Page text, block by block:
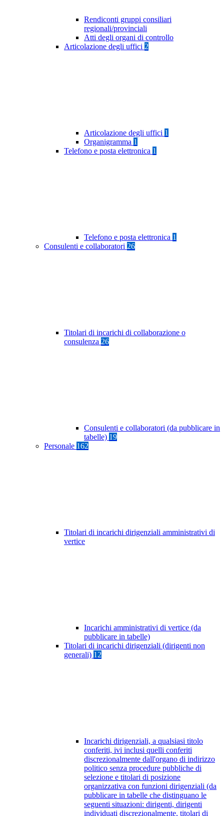
Rendiconti gruppi consiliari
regionali/provinciali
Atti degli organi di controllo
Articolazione degli uffici 2
Articolazione degli uffici 1
Organigramma 1
Telefono e posta elettronica 1
Telefono e posta elettronica 1
Consulenti e collaboratori 26
Titolari di incarichi di collaborazione o
consulenza 26
Consulenti e collaboratori (da pubblicare in
tabelle) 19
Personale 162
Titolari di incarichi dirigenziali amministrativi di
vertice
Incarichi amministrativi di vertice (da
pubblicare in tabelle)
Titolari di incarichi dirigenziali (dirigenti non
generali) 12
Incarichi dirigenziali, a qualsiasi titolo
conferiti, ivi inclusi quelli conferiti
discrezionalmente dall'organo di indirizzo
politico senza procedure pubbliche di
selezione e titolari di posizione
organizzativa con funzioni dirigenziali (da
pubblicare in tabelle che distinguano le
seguenti situazioni: dirigenti, dirigenti
individuati discrezionalmente, titolari di